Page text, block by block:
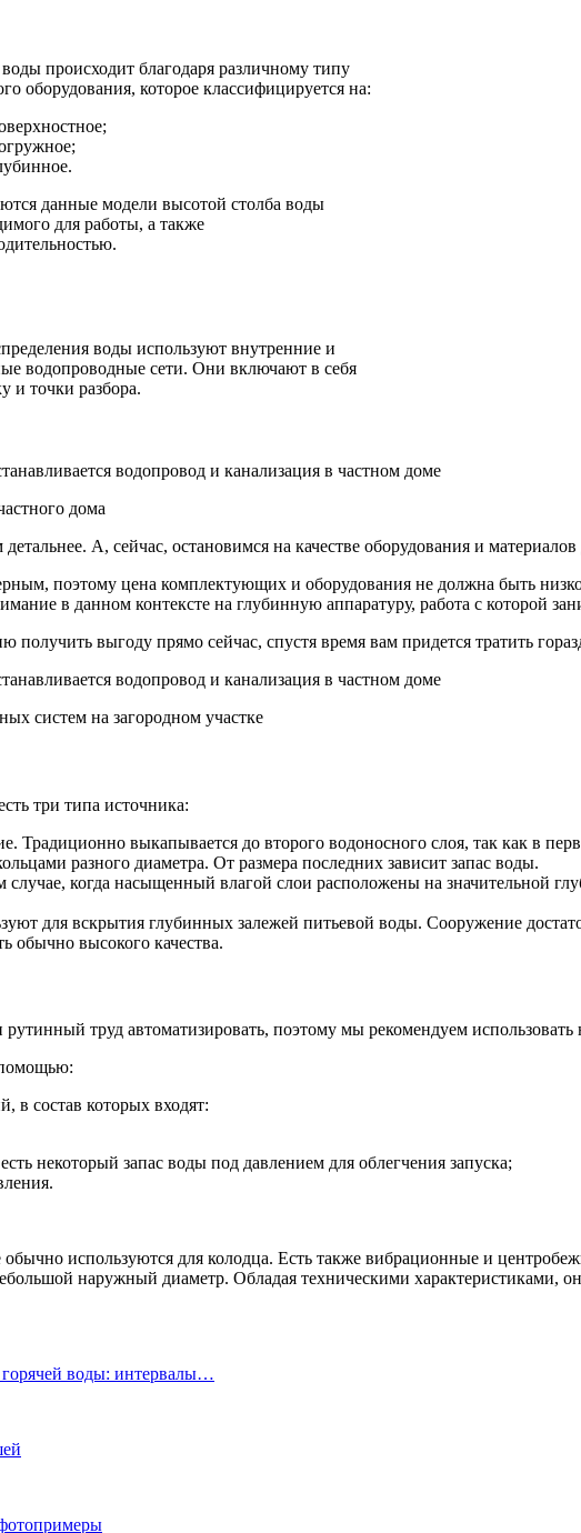
происходит благодаря различному типу
оборудования, которое классифицируется на:
данные модели высотой столба воды
для работы, а также
воды используют внутренние и
водопроводные сети. Они включают в себя
и точки разбора.
дома
А, сейчас, остановимся на качестве оборудования и
поэтому цена комплектующих и оборудования не должна быть
в данном контексте на глубинную аппаратуру, работа с которой
получить выгоду прямо сейчас, спустя время вам придется тратить
систем на загородном участке
три типа источника:
Традиционно выкапывается до второго водоносного слоя, так как в
разного диаметра. От размера последних зависит запас воды.
случае, когда насыщенный влагой слои расположены на значительной
для вскрытия глубинных залежей питьевой воды. Сооружение
обычно высокого качества.
труд автоматизировать, поэтому мы рекомендуем
в состав которых входят:
некоторый запас воды под давлением для облегчения запуска;
используются для колодца. Есть также вибрационные и
наружный диаметр. Обладая техническими характеристиками,
воды: интервалы…